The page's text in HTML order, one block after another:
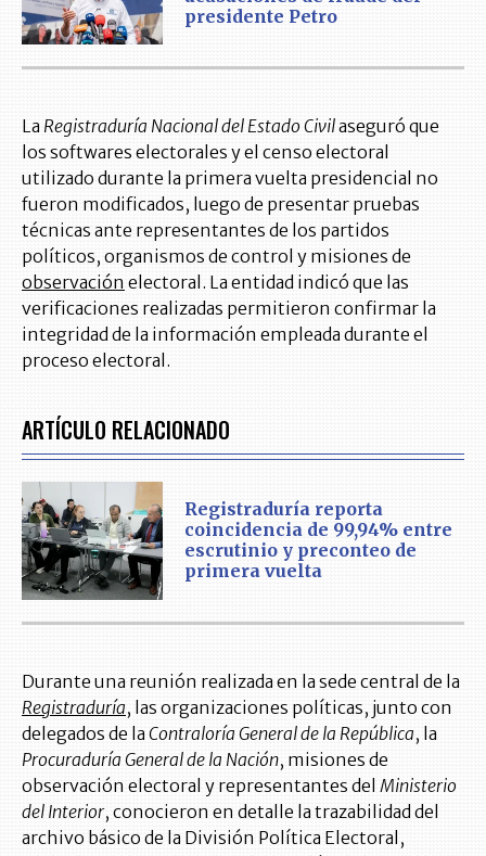
presidente Petro
La Registraduría Nacional del Estado Civilaseguró que
los softwares electorales y el censo electoral
utilizado durante la primera vuelta presidencial no
fueron modificados, luego de presentar pruebas
técnicas ante representantes de los partidos
políticos, organismos de control y misiones de
observación electoral. La entidad indicó que las
verificaciones realizadas permitieron confirmar la
integridad de la información empleada durante el
proceso electoral.
ARTÍCULO RELACIONADO
Registraduría reporta
coincidencia de 99,94% entre
escrutinio y preconteo de
primera vuelta
Durante una reunión realizada en la sede central de la
Registraduría, las organizaciones políticas, junto con
delegados de laContraloría General de la República, la
Procuraduría General de la Nación, misiones de
observación electoral y representantes del Ministerio
del Interior, conocieron en detalle la trazabilidad del
archivo básico de la División Política Electoral,